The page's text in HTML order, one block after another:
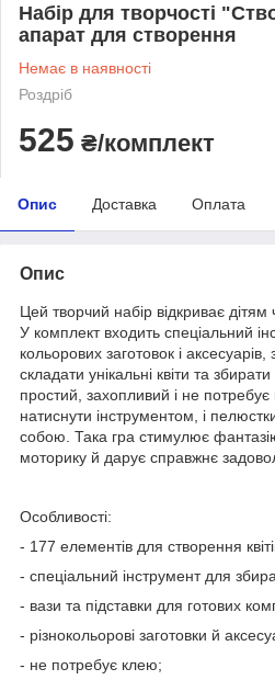
Набір для творчості
апарат для створення
Немає в наявності
Роздріб
525 ₴/комплект
Опис Доставка Оплата
Опис
Цей творчий набір відкриває дітям
У комплект входить спеціальний
кольорових заготовок і
складати унікальні квіти та
простий, захопливий і не
натиснути інструментом, і
собою. Така гра стимулює
моторику й дарує справжнє
Особливості:
- 177 елементів для створення
- спеціальний інструмент для
- вази та підставки для готових
- різнокольорові заготовки й
- не потребує клею;